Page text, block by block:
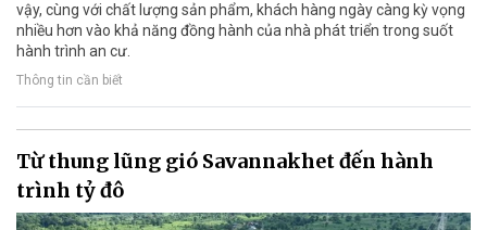
vậy, cùng với chất lượng sản phẩm, khách hàng ngày càng kỳ vọng
nhiều hơn vào khả năng đồng hành của nhà phát triển trong suốt
hành trình an cư.
Thông tin cần biết
Từ thung lũng gió Savannakhet đến hành
trình tỷ đô